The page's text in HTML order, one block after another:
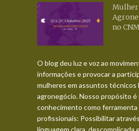
no
O blog deu luz e voz ao
informações e provocar a
mulheres em assuntos técnicos
agronegócio. Nosso propósito é
conhecimento como ferramenta
profissionais: Possibilitar